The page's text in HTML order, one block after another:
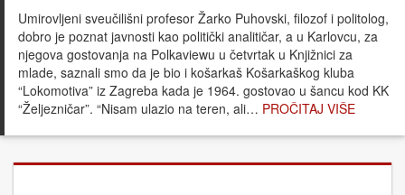
Umirovljeni sveučilišni profesor Žarko Puhovski, filozof i politolog,
dobro je poznat javnosti kao politički analitičar, a u Karlovcu, za
njegova gostovanja na Polkaviewu u četvrtak u Knjižnici za
mlade, saznali smo da je bio i košarkaš Košarkaškog kluba
“Lokomotiva” iz Zagreba kada je 1964. gostovao u šancu kod KK
“Željezničar”. “Nisam ulazio na teren, ali… PROČITAJ VIŠE